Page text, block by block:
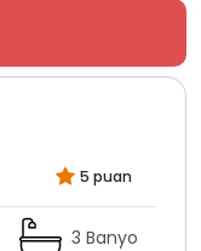
5 puan
3 Banyo